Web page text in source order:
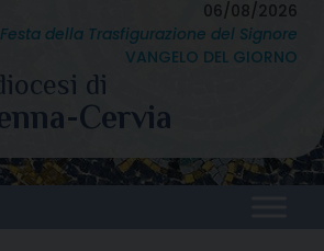
06/08/2026
Festa della Trasfigurazione del Signore
VANGELO DEL GIORNO